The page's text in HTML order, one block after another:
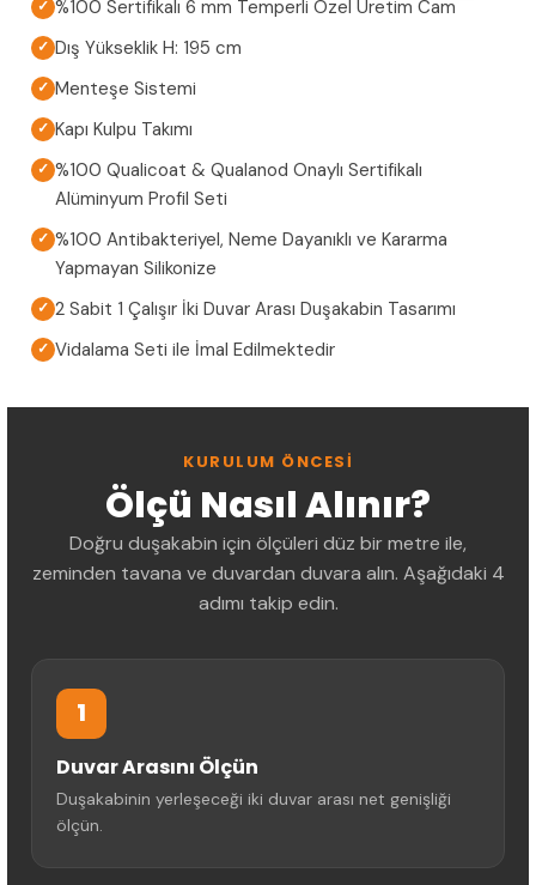
✓ %100 Sertifikalı 6 mm Temperli Özel Üretim Cam
✓ Dış Yükseklik H: 195 cm
✓ Menteşe Sistemi
✓ Kapı Kulpu Takımı
✓ %100 Qualicoat & Qualanod Onaylı Sertifikalı
Alüminyum Profil Seti
✓ %100 Antibakteriyel, Neme Dayanıklı ve Kararma
Yapmayan Silikonize
✓ 2 Sabit 1 Çalışır İki Duvar Arası Duşakabin Tasarımı
✓ Vidalama Seti ile İmal Edilmektedir
KURULUM ÖNCESI
Ölçü Nasıl Alınır?
Doğru duşakabin için ölçüleri düz bir metre ile,
zeminden tavana ve duvardan duvara alın. Aşağıdaki 4
adımı takip edin.
1
Duvar Arasını Ölçün
Duşakabinin yerleşeceği iki duvar arası net genişliği
ölçün.